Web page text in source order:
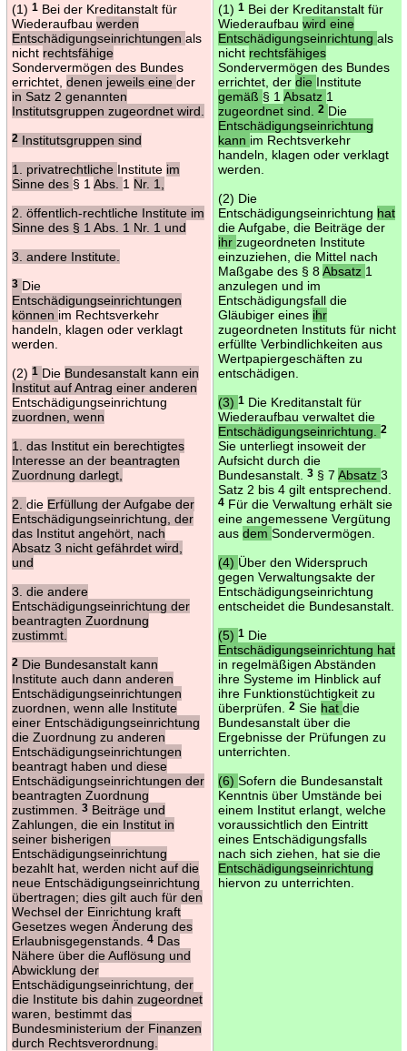
(1) 1Bei der Kreditanstalt für
Wiederaufbau werden
Entschädigungseinrichtungen als
nicht rechtsfähige
Sondervermögen des Bundes
errichtet, denen jeweils eine der
in Satz 2 genannten
Institutsgruppen zugeordnet wird.
2Institutsgruppen sind
1. privatrechtliche Institute im
Sinne des § 1 Abs. 1 Nr. 1,
2. öffentlich-rechtliche Institute im
Sinne des § 1 Abs. 1 Nr. 1 und
3. andere Institute.
3 Die
Entschädigungseinrichtungen
können im Rechtsverkehr
handeln, klagen oder verklagt
werden.
(2) 1 Die Bundesanstalt kann ein
Institut auf Antrag einer anderen
Entschädigungseinrichtung
zuordnen, wenn
1. das Institut ein berechtigtes
Interesse an der beantragten
Zuordnung darlegt,
2. die Erfüllung der Aufgabe der
Entschädigungseinrichtung, der
das Institut angehört, nach
Absatz 3 nicht gefährdet wird,
und
3. die andere
Entschädigungseinrichtung der
beantragten Zuordnung
zustimmt.
2Die Bundesanstalt kann
Institute auch dann anderen
Entschädigungseinrichtungen
zuordnen, wenn alle Institute
einer Entschädigungseinrichtung
die Zuordnung zu anderen
Entschädigungseinrichtungen
beantragt haben und diese
Entschädigungseinrichtungen der
beantragten Zuordnung
zustimmen.
3Beiträge und
Zahlungen, die ein Institut in
seiner bisherigen
Entschädigungseinrichtung
bezahlt hat, werden nicht auf die
neue Entschädigungseinrichtung
übertragen; dies gilt auch für den
Wechsel der Einrichtung kraft
Gesetzes wegen Änderung des
Erlaubnisgegenstands.
4Das
Nähere über die Auflösung und
Abwicklung der
Entschädigungseinrichtung, der
die Institute bis dahin zugeordnet
waren, bestimmt das
Bundesministerium der Finanzen
durch Rechtsverordnung.
(1) 1Bei der Kreditanstalt für
Wiederaufbau wird eine
Entschädigungseinrichtung als
nicht rechtsfähiges
Sondervermögen des Bundes
errichtet, der die Institute
gemäß § 1 Absatz 1
zugeordnet sind.
2 Die
Entschädigungseinrichtung
kann im Rechtsverkehr
handeln, klagen oder verklagt
werden.
(2) Die
Entschädigungseinrichtung hat
die Aufgabe, die Beiträge der
ihr zugeordneten Institute
einzuziehen, die Mittel nach
Maßgabe des § 8Absatz 1
anzulegen und im
Entschädigungsfall die
Gläubiger eines ihr
zugeordneten Instituts für nicht
erfüllte Verbindlichkeiten aus
Wertpapiergeschäften zu
entschädigen.
(3) 1Die Kreditanstalt für
Wiederaufbau verwaltet die
Entschädigungseinrichtung.
2
Sie unterliegt insoweit der
Aufsicht durch die
Bundesanstalt.
3§ 7 Absatz 3
Satz 2 bis 4 gilt entsprechend.
4Für die Verwaltung erhält sie
eine angemessene Vergütung
aus dem Sondervermögen.
(4) Über den Widerspruch
gegen Verwaltungsakte der
Entschädigungseinrichtung
entscheidet die Bundesanstalt.
(5) 1Die
Entschädigungseinrichtung hat
in regelmäßigen Abständen
ihre Systeme im Hinblick auf
ihre Funktionstüchtigkeit zu
überprüfen.
2Sie hat die
Bundesanstalt über die
Ergebnisse der Prüfungen zu
unterrichten.
(6) Sofern die Bundesanstalt
Kenntnis über Umstände bei
einem Institut erlangt, welche
voraussichtlich den Eintritt
eines Entschädigungsfalls
nach sich ziehen, hat sie die
Entschädigungseinrichtung
hiervon zu unterrichten.